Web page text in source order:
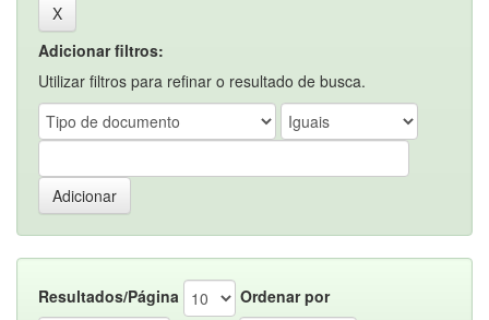
Adicionar filtros:
Utilizar filtros para refinar o resultado de busca.
Resultados/Página
Ordenar por